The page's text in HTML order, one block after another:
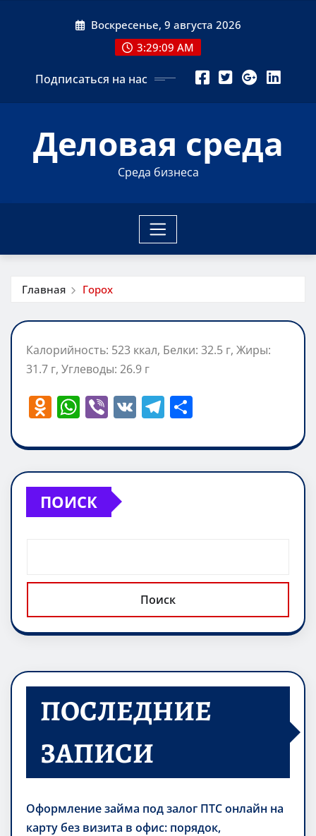
Воскресенье, 9 августа 2026
3:29:10 AM
Подписаться на нас
Деловая среда
Среда бизнеса
Главная Горох
Калорийность: 523 ккал, Белки: 32.5 г, Жиры:
31.7 г, Углеводы: 26.9 г
O
n
o
kl
a
ki
W
at
s
A
p
Vi
er
V T
e
gr
п
р
ь
ПОИСК
Поиск
ПОСЛЕДНИЕ
ЗАПИСИ
Оформление займа под залог ПТС онлайн на
карту без визита в офис: порядок,